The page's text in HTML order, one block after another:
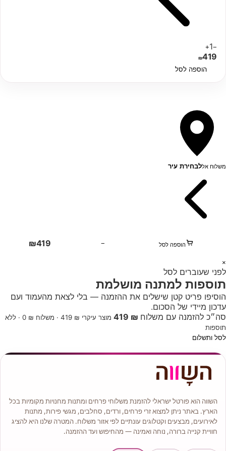
−
1
+
₪419
הוספה לסל
משלוח אללבחירת עיר
₪419 − הוספה לסל
×
לפני שעוברים לסל
תוספות למתנה מושלמת
הוסיפו פריט קטן שישלים את ההזמנה — בלי לצאת מהעמוד ועם
עדכון מיידי של הסכום.
סה״כ להזמנה עם משלוח ₪ 419
מוצר עיקרי ₪ 419 · משלוח ₪ 0 · ללא
תוספות
לסל ותשלום
השווה הוא פורטל ישראלי להזמנת משלוחי פרחים ומתנות מחנויות מקומיות בכל
הארץ. באתר ניתן למצוא זרי פרחים, ורדים, סחלבים, מגשי פירות, מתנות
לאירועים, מבצעים וקטלוגים עונתיים לפי אזור משלוח. המטרה שלנו היא להציג
חוויית קנייה ברורה, נוחה ואמינה — מהחיפוש ועד ההזמנה.